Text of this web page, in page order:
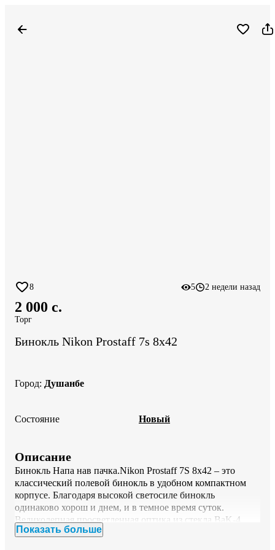
8 5 2 недели назад
2 000 c.
Торг
Бинокль Nikon Prostaff 7s 8x42
Город: Душанбе
Состояние Новый
Описание
Бинокль Напа нав пачка.Nikon Prostaff 7S 8x42 – это
классический полевой бинокль в удобном компактном
корпусе. Благодаря высокой светосиле бинокль
одинаково хорош и днем, и в темное время суток.
Великолепная просветленная оптика из стекла BaK-4
формирует картинку высокого качества в любых
Показать больше